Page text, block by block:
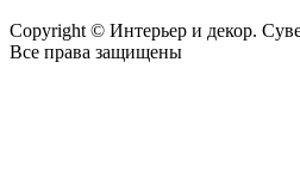
Copyright © Интерьер и декор.
Все права защищены